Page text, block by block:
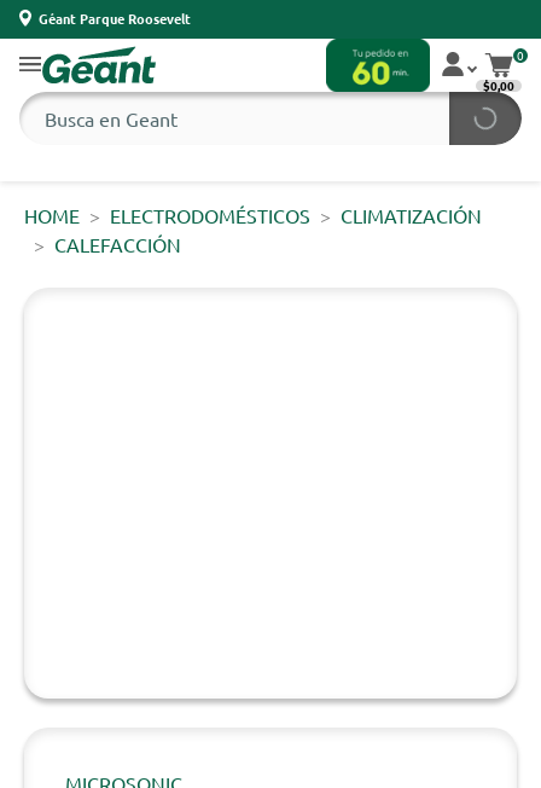
Géant Parque Roosevelt
0
$0,00
HOME ELECTRODOMÉSTICOS
CLIMATIZACIÓN
CALEFACCIÓN
MICROSONIC